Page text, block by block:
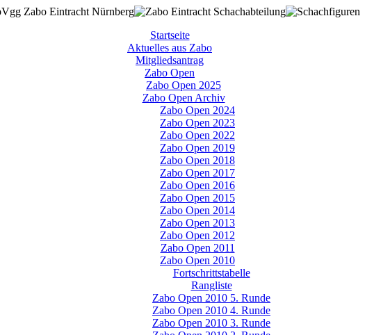
Startseite
Aktuelles aus Zabo
Mitgliedsantrag
Zabo Open
Zabo Open 2025
Zabo Open Archiv
Zabo Open 2024
Zabo Open 2023
Zabo Open 2022
Zabo Open 2019
Zabo Open 2018
Zabo Open 2017
Zabo Open 2016
Zabo Open 2015
Zabo Open 2014
Zabo Open 2013
Zabo Open 2012
Zabo Open 2011
Zabo Open 2010
Fortschrittstabelle
Rangliste
Zabo Open 2010 5. Runde
Zabo Open 2010 4. Runde
Zabo Open 2010 3. Runde